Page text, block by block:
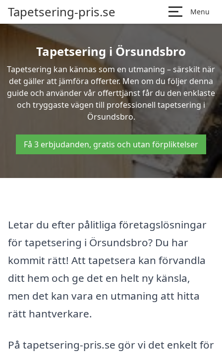
Tapetsering-pris.se Menu
Tapetsering i Örsundsbro
Tapetsering kan kännas som en utmaning – särskilt när
det gäller att jämföra offerter. Men om du följer denna
guide och använder vår offerttjänst får du den enklaste
och tryggaste vägen till professionell tapetsering i
Örsundsbro.
Få 3 erbjudanden, gratis och utan förpliktelser
Letar du efter pålitliga företagslösningar
för tapetsering i Örsundsbro? Du har
kommit rätt! Att tapetsera kan förvandla
ditt hem och ge det en helt ny känsla,
men det kan vara en utmaning att hitta
rätt hantverkare.
På tapetsering-pris.se gör vi det enkelt för